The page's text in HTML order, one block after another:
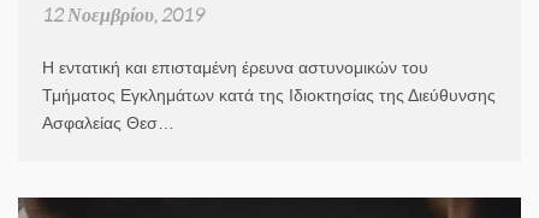
12 Νοεμβρίου, 2019
Η εντατική και επισταμένη έρευνα αστυνομικών του
Τμήματος Εγκλημάτων κατά της Ιδιοκτησίας της Διεύθυνσης
Ασφαλείας Θεσ…